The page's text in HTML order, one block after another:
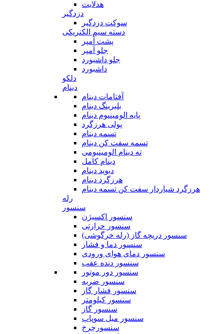
هدلایت
دزدگیر
سوکت دزدگیر
دسته سیم الکتریکی
پشت آمپر
جلو آمپر
جلو داشبورد
داشبورد
دلکو
دینام
آفتامات دینام
بلبرینگ دینام
پایه الومینیوم دینام
پولی هرزگرد
تسمه دینام
تسمه سفت کن دینام
ته دینام الومینیومی
دینام کامل
دیوید دینام
هرزگرد دینام
هرزگرد شیاردار سفت کن تسمه دینام
رله
سنسور
سنسور اکسیژن
سنسور حرارتی
سنسور دریچه گاز (رله خرگوشی)
سنسور دما و فشار
سنسور دمای هوای ورودی
سنسور دنده عقب
سنسور دور موتور
سنسور ضربه
سنسور فشار گاز
سنسور کیلومتر
سنسور گاز
سنسور میل سوپاپ
سنسورچرخ